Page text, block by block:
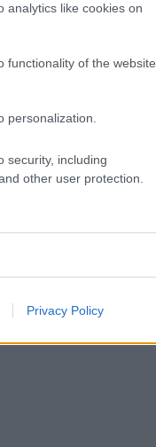
analytics like cookies on
functionality of the website
personalization.
security, including
other user protection.
Privacy Policy